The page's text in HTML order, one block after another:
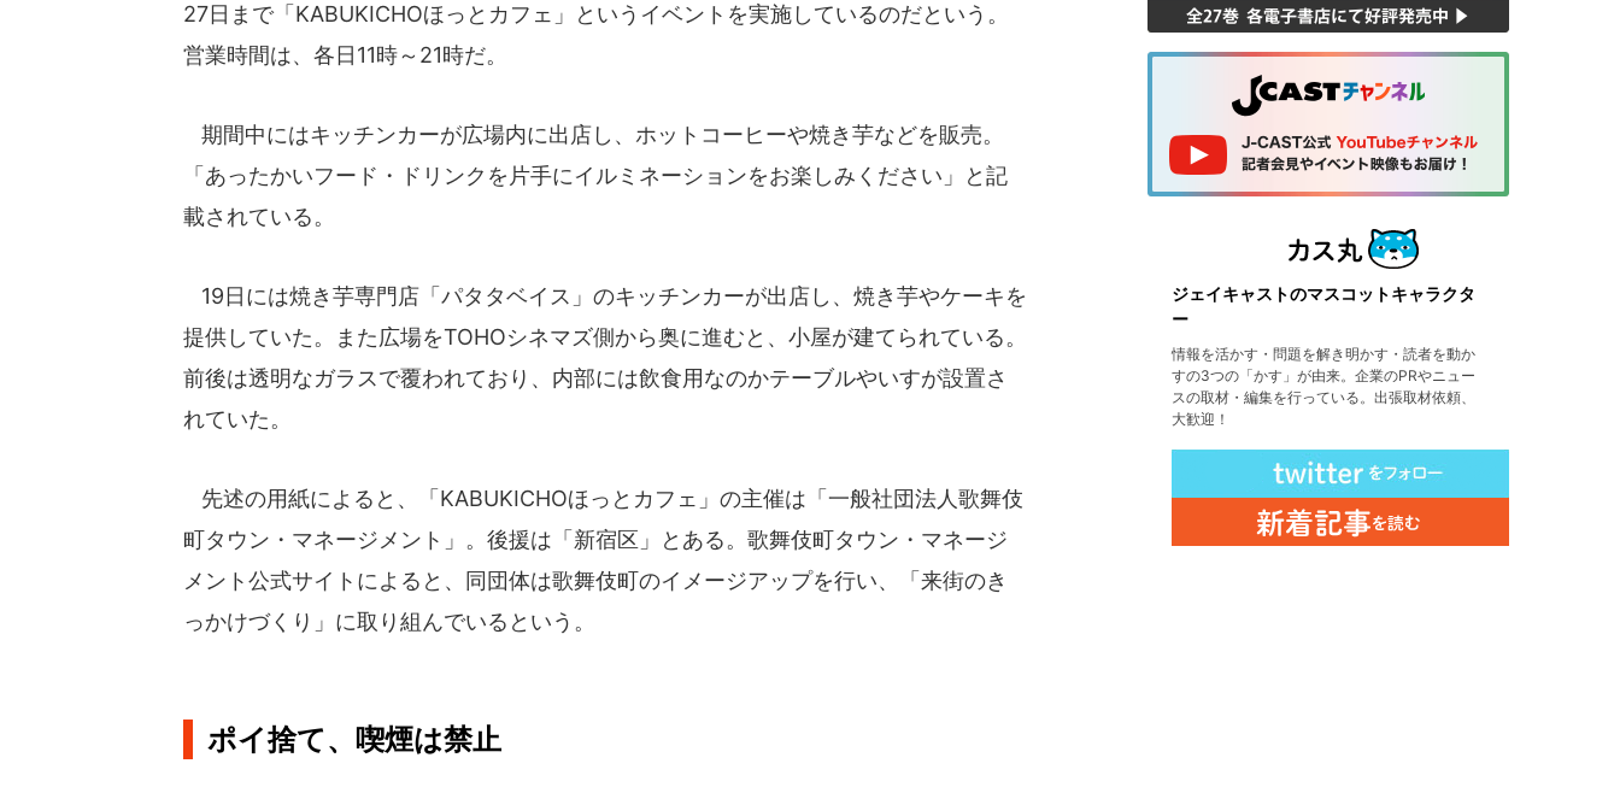
27日まで「KABUKICHOほっとカフェ」というイベントを実施しているのだという。
営業時間は、各日11時～21時だ。
期間中にはキッチンカーが広場内に出店し、ホットコーヒーや焼き芋などを販売。
「あったかいフード・ドリンクを片手にイルミネーションをお楽しみください」と記
載されている。
19日には焼き芋専門店「パタタベイス」のキッチンカーが出店し、焼き芋やケーキを
提供していた。また広場をTOHOシネマズ側から奥に進むと、小屋が建てられている。
前後は透明なガラスで覆われており、内部には飲食用なのかテーブルやいすが設置さ
れていた。
先述の用紙によると、「KABUKICHOほっとカフェ」の主催は「一般社団法人歌舞伎
町タウン・マネージメント」。後援は「新宿区」とある。歌舞伎町タウン・マネージ
メント公式サイトによると、同団体は歌舞伎町のイメージアップを行い、「来街のき
っかけづくり」に取り組んでいるという。
ポイ捨て、喫煙は禁止
ジェイキャストのマスコットキャラクタ
ー
情報を活かす・問題を解き明かす・読者を動か
すの3つの「かす」が由来。企業のPRやニュー
スの取材・編集を行っている。出張取材依頼、
大歓迎！